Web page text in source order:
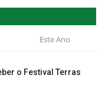
Este Ano
o Festival Terras